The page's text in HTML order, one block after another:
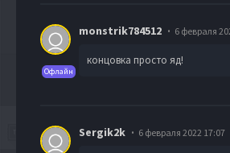
Офлайн
monstrik784512 6 февраля
концовка просто яд!
Sergik2k 6 февраля 2022 17:07